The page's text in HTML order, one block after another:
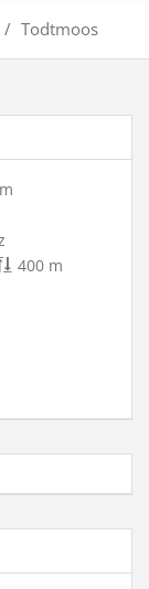
/ Todtmoos
400 m